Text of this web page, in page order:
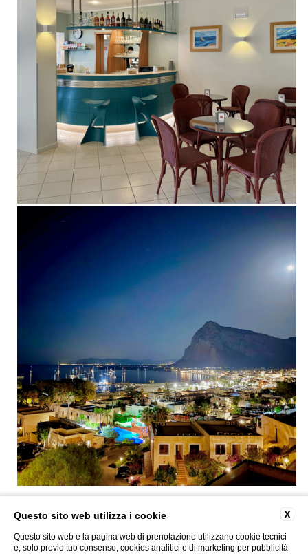
Via Eboli, 33 - 91010 San Vito lo Capo (TP) | T+39 0923 621079|
panoramicsanvito@gmail.com| | P. Iva 01592380818 | CIN: IT081020A1KYJ4V3WN |
X
Questo sito web utilizza i cookie
Questo sito web e la pagina web di prenotazione utilizzano cookie tecnici
e, solo previo tuo consenso, cookies analitici e di marketing per pubblicità